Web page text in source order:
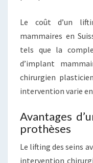
Le coût d’un
mammaires en
tels que la
d’implant
chirurgien
intervention varie
Avantages
prothèses
Le lifting des seins
intervention